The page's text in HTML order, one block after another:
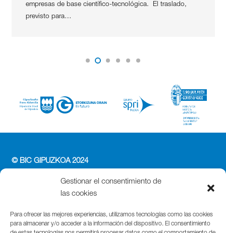
Gestionar el consentimiento de
las cookies
Para ofrecer las mejores experiencias, utilizamos tecnologías como las cookies
para almacenar y/o acceder a la información del dispositivo. El consentimiento
empresas de base científico-tecnológica. El traslado,
previsto para…
© BIC GIPUZKOA 2024
PERFIL DEL CONTRATANTE
ACCESIBILIDAD
POLÍTICA DE COOKIES
AVISO LEGAL